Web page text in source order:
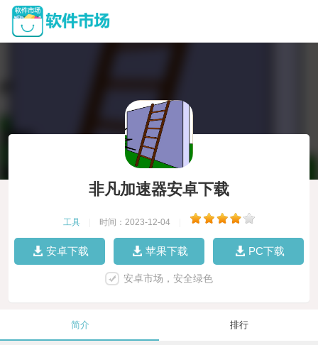
非凡加速器安卓下载
工具 时间：2023-12-04
安卓下载 苹果下载 PC下载
安卓市场，安全绿色
简介 排行